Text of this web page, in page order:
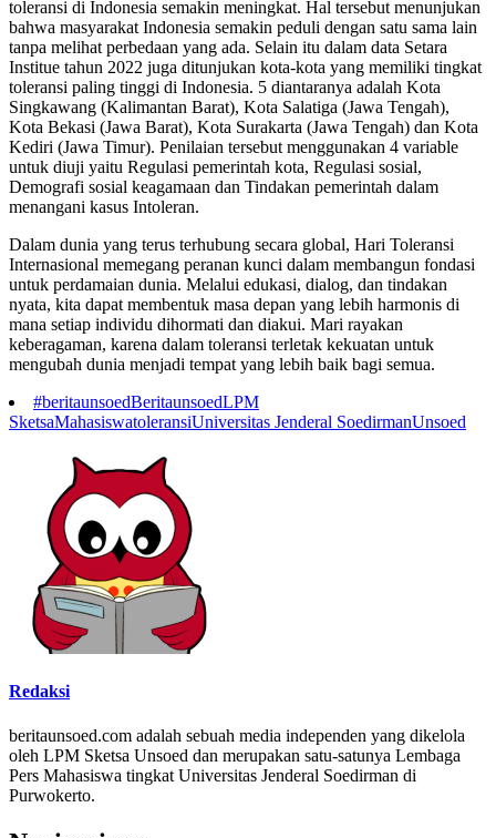
toleransi di Indonesia semakin meningkat. Hal tersebut menunjukan
bahwa masyarakat Indonesia semakin peduli dengan satu sama lain
tanpa melihat perbedaan yang ada. Selain itu dalam data Setara
Institue tahun 2022 juga ditunjukan kota-kota yang memiliki tingkat
toleransi paling tinggi di Indonesia. 5 diantaranya adalah Kota
Singkawang (Kalimantan Barat), Kota Salatiga (Jawa Tengah),
Kota Bekasi (Jawa Barat), Kota Surakarta (Jawa Tengah) dan Kota
Kediri (Jawa Timur). Penilaian tersebut menggunakan 4 variable
untuk diuji yaitu Regulasi pemerintah kota, Regulasi sosial,
Demografi sosial keagamaan dan Tindakan pemerintah dalam
menangani kasus Intoleran.
Dalam dunia yang terus terhubung secara global, Hari Toleransi
Internasional memegang peranan kunci dalam membangun fondasi
untuk perdamaian dunia. Melalui edukasi, dialog, dan tindakan
nyata, kita dapat membentuk masa depan yang lebih harmonis di
mana setiap individu dihormati dan diakui. Mari rayakan
keberagaman, karena dalam toleransi terletak kekuatan untuk
mengubah dunia menjadi tempat yang lebih baik bagi semua.
#beritaunsoedBeritaunsoedLPM
SketsaMahasiswatoleransiUniversitas Jenderal SoedirmanUnsoed
Redaksi
beritaunsoed.com adalah sebuah media independen yang dikelola
oleh LPM Sketsa Unsoed dan merupakan satu-satunya Lembaga
Pers Mahasiswa tingkat Universitas Jenderal Soedirman di
Purwokerto.